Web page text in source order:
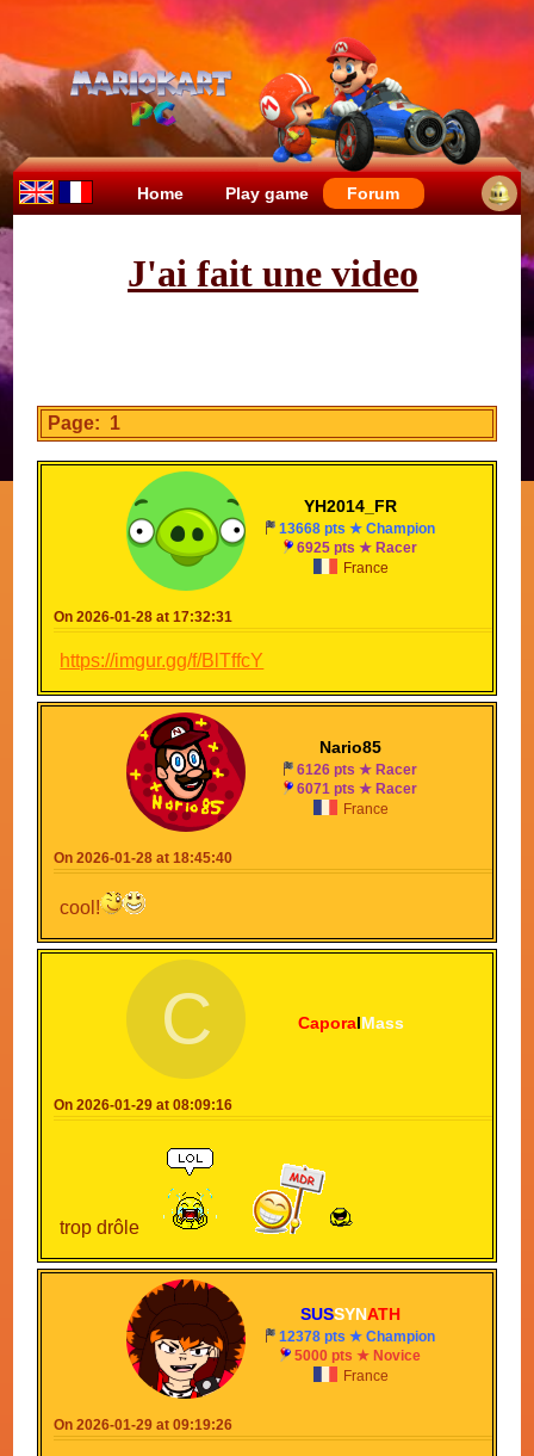
Home Play game Forum
J'ai fait une video
Page: 1
YH2014_FR
13668 pts ★ Champion
6925 pts ★ Racer
France
On 2026-01-28 at 17:32:31
https://imgur.gg/f/BlTffcY
Nario85
6126 pts ★ Racer
6071 pts ★ Racer
France
On 2026-01-28 at 18:45:40
cool!
CaporalMass
C
On 2026-01-29 at 08:09:16
trop drôle
SUSSYNATH
12378 pts ★ Champion
5000 pts ★ Novice
France
On 2026-01-29 at 09:19:26